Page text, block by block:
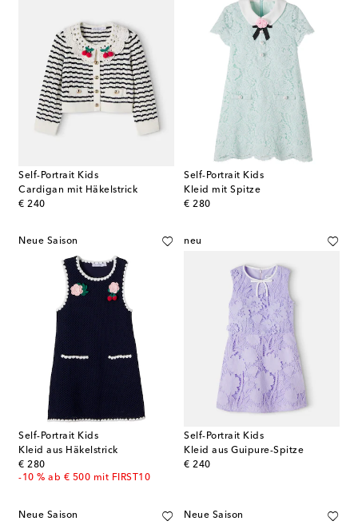
Self-Portrait Kids
Cardigan mit Häkelstrick
€ 240
original price
Self-Portrait Kids
Kleid mit Spitze
€ 280
original price
Neue Saison
Self-Portrait Kids
Kleid aus Häkelstrick
€ 280
original price
-10 % ab € 500 mit FIRST10
neu
Self-Portrait Kids
Kleid aus Guipure-Spitze
€ 240
original price
Neue Saison Neue Saison